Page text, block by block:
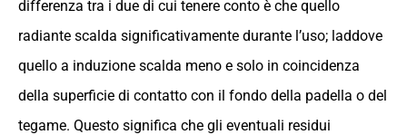
differenza tra i due di cui tenere conto è che quello
radiante scalda significativamente durante l’uso; laddove
quello a induzione scalda meno e solo in coincidenza
della superficie di contatto con il fondo della padella o del
tegame. Questo significa che gli eventuali residui